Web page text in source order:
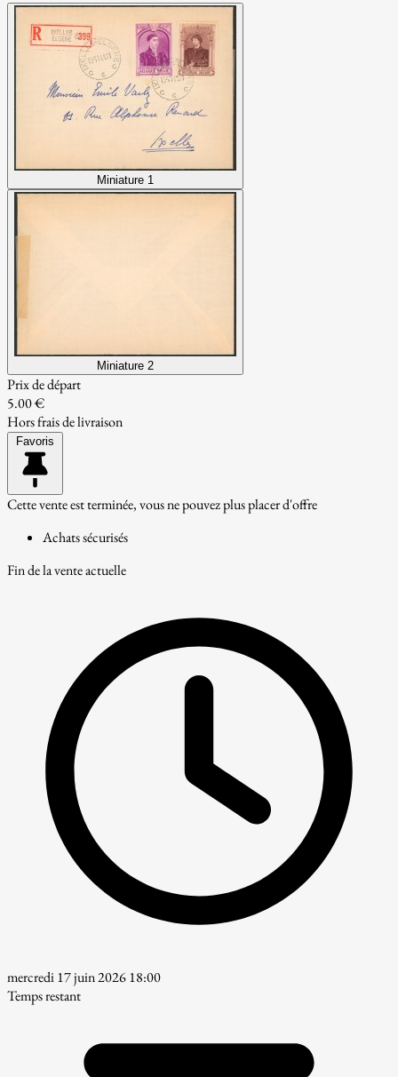
Miniature 1
Miniature 2
Prix de départ
5.00 €
Hors frais de livraison
Favoris
Cette vente est terminée, vous ne pouvez plus placer d'offre
Achats sécurisés
Fin de la vente actuelle
mercredi 17 juin 2026 18:00
Temps restant